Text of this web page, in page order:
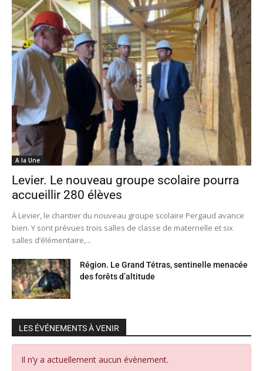
A la Une
Levier. Le nouveau groupe scolaire pourra
accueillir 280 élèves
À Levier, le chantier du nouveau groupe scolaire Pergaud avance
bien. Y sont prévues trois salles de classe de maternelle et six
salles d’élémentaire,...
Région. Le Grand Tétras, sentinelle menacée
des forêts d’altitude
LES ÉVÉNEMENTS À VENIR
Il n’y a actuellement aucun évènement.